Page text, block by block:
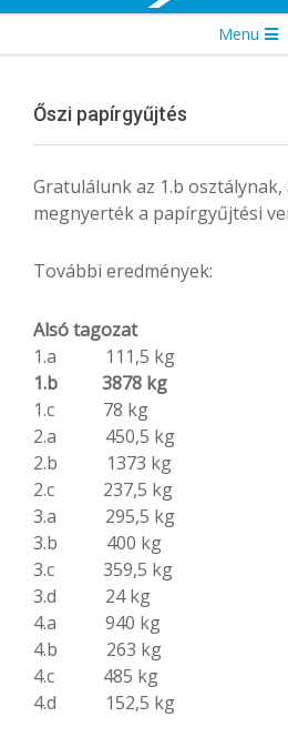
Menu
Őszi papírgyűjtés
Gratulálunk az 1.b
megnyerték a papírgyűjtési
További eredmények:
Alsó
1.a 111,5 kg
1.b 3878
1.c 78 kg
2.a 450,5 kg
2.b 1373 kg
2.c 237,5 kg
3.a 295,5 kg
3.b 400 kg
3.c 359,5 kg
3.d 24 kg
4.a 940 kg
4.b 263 kg
4.c 485 kg
4.d 152,5 kg